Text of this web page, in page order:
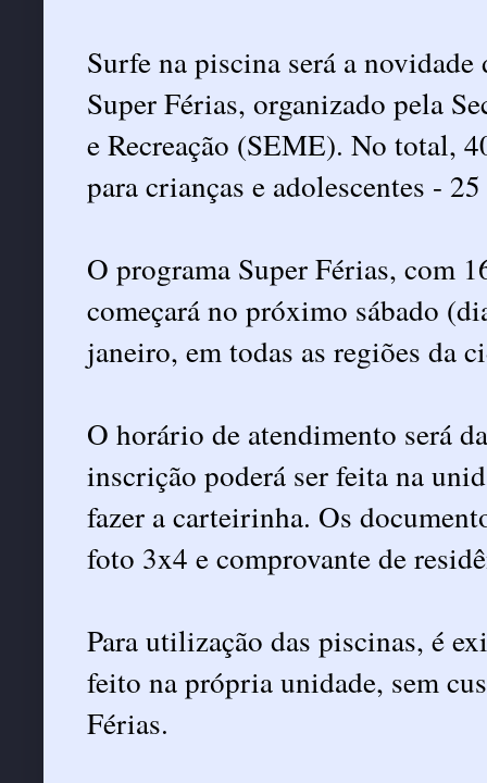
Surfe na piscina será a
Super Férias, organizado pela
e Recreação (SEME). No total,
para crianças e adolescentes -
O programa Super Férias, com
começará no próximo sábado
janeiro, em todas as regiões da
O horário de atendimento será
inscrição poderá ser feita na
fazer a carteirinha. Os
foto 3x4 e comprovante de
Para utilização das piscinas, é
feito na própria unidade, sem
Férias.